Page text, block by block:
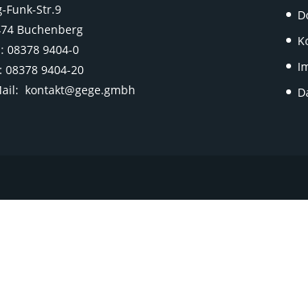
Funk-Str.9
Buchenberg
08378 9404-0
08378 9404-20
kontakt@gege.gmbh